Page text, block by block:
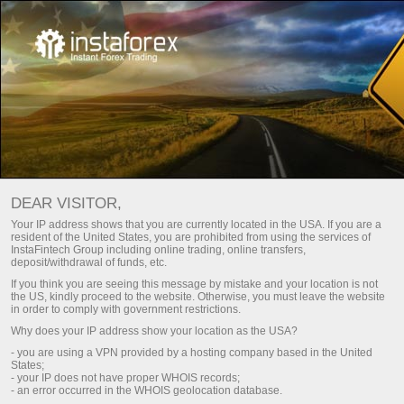
Documentos importantes
Documentos
importantes
Nesta página, você pode encontrar os
documentos básicos que regulam as relações
entre a InstaTrade e seus clientes. É altamente
recomendável que você examine todos eles
com o devido cuidado e atenção. Esses
documentos fornecem informações sobre o
DEAR VISITOR,
Your IP address shows that you are currently located in the USA. If you are a
resident of the United States, you are prohibited from using the services of
InstaFintech Group including online trading, online transfers,
deposit/withdrawal of funds, etc.
If you think you are seeing this message by mistake and your location is not
the US, kindly proceed to the website. Otherwise, you must leave the website
in order to comply with government restrictions.
Why does your IP address show your location as the USA?
- you are using a VPN provided by a hosting company based in the United
States;
- your IP does not have proper WHOIS records;
- an error occurred in the WHOIS geolocation database.